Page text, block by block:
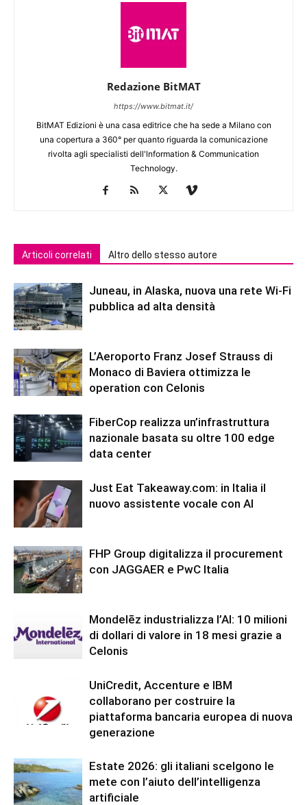
Redazione BitMAT
https://www.bitmat.it/
BitMAT Edizioni è una casa editrice che ha sede a Milano con
una copertura a 360° per quanto riguarda la comunicazione
rivolta agli specialisti dell'lnformation & Communication
Technology.
Articoli correlati Altro dello stesso autore
Juneau, in Alaska, nuova una rete Wi-Fi
pubblica ad alta densità
L’Aeroporto Franz Josef Strauss di
Monaco di Baviera ottimizza le
operation con Celonis
FiberCop realizza un’infrastruttura
nazionale basata su oltre 100 edge
data center
Just Eat Takeaway.com: in Italia il
nuovo assistente vocale con AI
FHP Group digitalizza il procurement
con JAGGAER e PwC Italia
Mondelēz industrializza l’AI: 10 milioni
di dollari di valore in 18 mesi grazie a
Celonis
UniCredit, Accenture e IBM
collaborano per costruire la
piattaforma bancaria europea di nuova
generazione
Estate 2026: gli italiani scelgono le
mete con l’aiuto dell’intelligenza
artificiale